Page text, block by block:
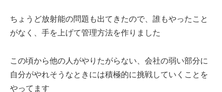
ちょうど放射能の問題も出てきたので、誰もやったこと
がなく、手を上げて管理方法を作りました
この頃から他の人がやりたがらない、会社の弱い部分に
自分がやれそうなときには積極的に挑戦していくことを
やってます